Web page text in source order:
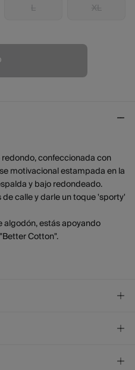
L XL
confeccionada con
motivacional estampada en la
y bajo redondeado.
calle y darle un toque 'sporty'
estás apoyando
Cotton".
¡GRATIS!